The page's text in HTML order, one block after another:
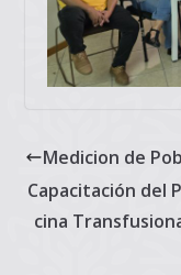
Medicion de
Capacitación del
cina